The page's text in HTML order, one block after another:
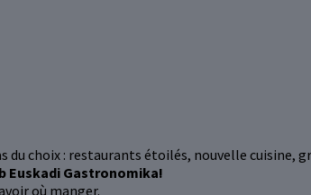
du choix : restaurants étoilés, nouvelle
Euskadi Gastronomika!
où manger.